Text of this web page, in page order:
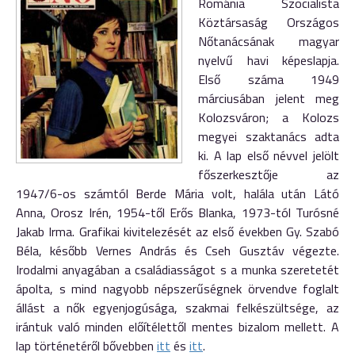
Köztársaság Országos
Nőtanácsának magyar
nyelvű havi képeslapja.
Első száma 1949
márciusában jelent meg
Kolozsváron; a Kolozs
megyei szaktanács adta
ki. A lap első névvel jelölt
főszerkesztője az
1947/6-os számtól Berde Mária volt, halála után Látó
Anna, Orosz Irén, 1954-től Erős Blanka, 1973-tól Turósné
Jakab Irma. Grafikai kivitelezését az első években Gy. Szabó
Béla, később Vernes András és Cseh Gusztáv végezte.
Irodalmi anyagában a családiasságot s a munka szeretetét
ápolta, s mind nagyobb népszerűségnek örvendve foglalt
állást a nők egyenjogúsága, szakmai felkészültsége, az
irántuk való minden előítélettől mentes bizalom mellett. A
lap történetéről bővebben itt és itt.